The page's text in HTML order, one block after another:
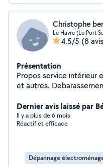
Christophe
Le Havre (Le Port
4,5/5 (8
Présentation
Propos service intérieur
et autres.
Dernier avis laissé par
Il y a plus de 6 mois
Réactif et efficace
Dépannage